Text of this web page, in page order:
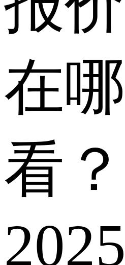
在
看？